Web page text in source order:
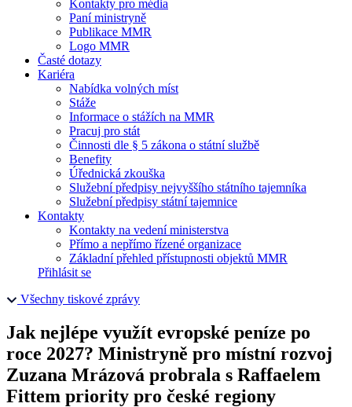
Kontakty pro média
Paní ministryně
Publikace MMR
Logo MMR
Časté dotazy
Kariéra
Nabídka volných míst
Stáže
Informace o stážích na MMR
Pracuj pro stát
Činnosti dle § 5 zákona o státní službě
Benefity
Úřednická zkouška
Služební předpisy nejvyššího státního tajemníka
Služební předpisy státní tajemnice
Kontakty
Kontakty na vedení ministerstva
Přímo a nepřímo řízené organizace
Základní přehled přístupnosti objektů MMR
Přihlásit se
Všechny tiskové zprávy
Jak nejlépe využít evropské peníze po
roce 2027? Ministryně pro místní rozvoj
Zuzana Mrázová probrala s Raffaelem
Fittem priority pro české regiony